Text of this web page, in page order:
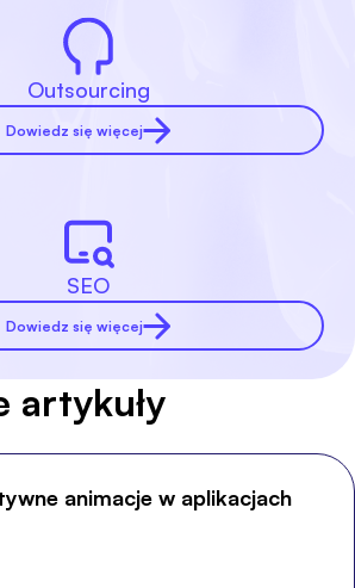
Outsourcing
Dowiedz się więcej
SEO
Dowiedz się więcej
artykuły
animacje w aplikacjach